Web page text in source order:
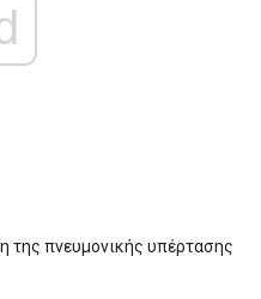
της πνευμονικής υπέρτασης